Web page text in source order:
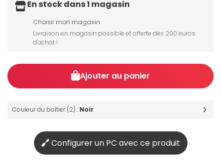
En stock dans 1 magasin
Choisir mon magasin
Livraison en magasin possible et offerte dès 200 euros
d'achat !
Ajouter au panier
Couleur du boîtier (2) : Noir
Configurer un PC avec ce produit